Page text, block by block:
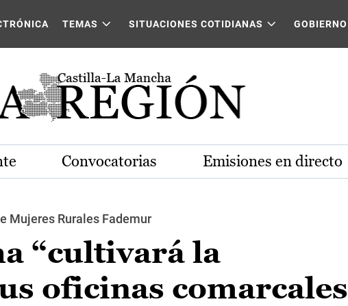
TEMAS SITUACIONES COTIDIANAS GOBIERNO
Convocatorias Emisiones en directo
Mujeres Rurales Fademur
“cultivará la
oficinas comarcales